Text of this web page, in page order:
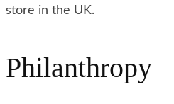
store in the UK.
Philanthropy